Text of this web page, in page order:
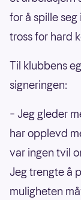
for å spille
tross for hard
Til klubbens
signeringen:
– Jeg gleder
har opplevd
var ingen tvil
Jeg trengte å
muligheten